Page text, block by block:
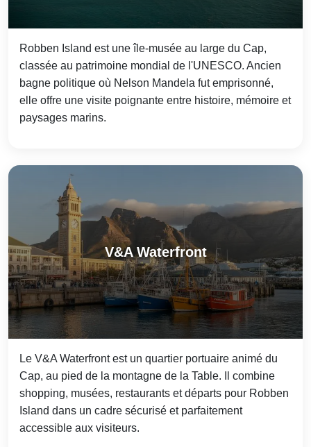
Robben Island est une île-musée au large du Cap,
classée au patrimoine mondial de l'UNESCO. Ancien
bagne politique où Nelson Mandela fut emprisonné,
elle offre une visite poignante entre histoire, mémoire et
paysages marins.
V&A Waterfront
Le V&A Waterfront est un quartier portuaire animé du
Cap, au pied de la montagne de la Table. Il combine
shopping, musées, restaurants et départs pour Robben
Island dans un cadre sécurisé et parfaitement
accessible aux visiteurs.